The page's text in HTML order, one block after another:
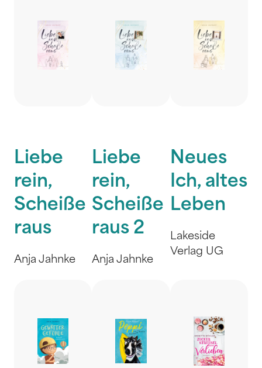
Liebe
rein,
Scheiße
raus
Anja Jahnke
Liebe
rein,
Scheiße
raus 2
Anja Jahnke
Neues
Ich, altes
Leben
Lakeside
Verlag UG